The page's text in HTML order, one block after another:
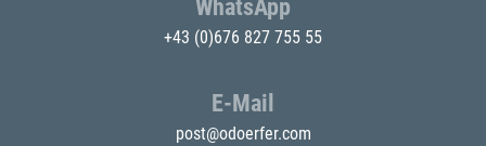
WhatsApp
+43 (0)676 827 755 55
E-Mail
post@odoerfer.com